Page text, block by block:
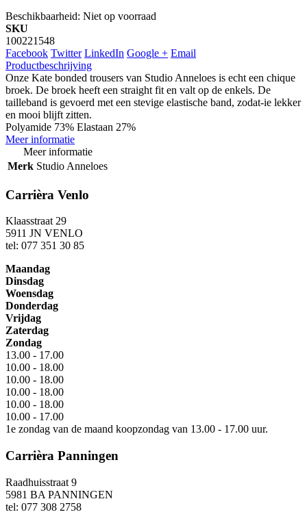
Beschikbaarheid: Niet op voorraad
SKU
100221548
Facebook Twitter LinkedIn Google + Email
Productbeschrijving
Onze Kate bonded trousers van Studio Anneloes is echt een chique
broek. De broek heeft een straight fit en valt op de enkels. De
tailleband is gevoerd met een stevige elastische band, zodat-ie lekker
en mooi blijft zitten.
Polyamide 73% Elastaan 27%
Meer informatie
Meer informatie
Merk Studio Anneloes
Carrièra Venlo
Klaasstraat 29
5911 JN VENLO
tel: 077 351 30 85
Maandag
Dinsdag
Woensdag
Donderdag
Vrijdag
Zaterdag
Zondag
13.00 - 17.00
10.00 - 18.00
10.00 - 18.00
10.00 - 18.00
10.00 - 18.00
10.00 - 17.00
1e zondag van de maand koopzondag van 13.00 - 17.00 uur.
Carrièra Panningen
Raadhuisstraat 9
5981 BA PANNINGEN
tel: 077 308 2758